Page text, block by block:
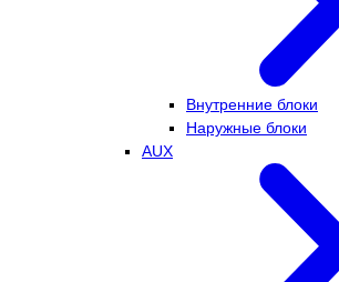
Внутренние блоки
Наружные блоки
AUX